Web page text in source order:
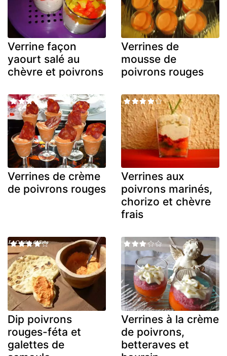
Verrine façon
yaourt salé au
chèvre et poivrons
Verrines de
mousse de
poivrons rouges
Verrines de crème
de poivrons rouges
Verrines aux
poivrons marinés,
chorizo et chèvre
frais
Dip poivrons
rouges-féta et
galettes de
Verrines à la crème
de poivrons,
betteraves et